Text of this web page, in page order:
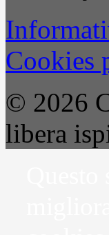
Cookies
© 2026
libera